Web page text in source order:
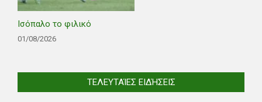
Ισόπαλο το φιλικό
01/08/2026
ΤΕΛΕΥΤΑΊΕΣ ΕΙΔΉΣΕΙΣ